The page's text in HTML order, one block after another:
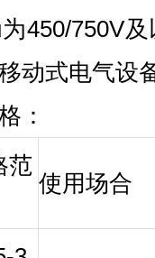
450/750V
动式电气设
：
范
使用场合